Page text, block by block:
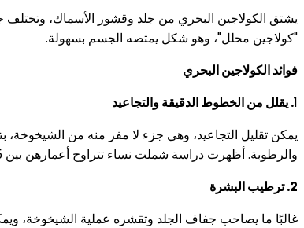
"كولاجين محلل"، وهو شكل يمتصه الجسم بسهولة.
فوائد الكولاجين البحري
1. يقلل من الخطوط الدقيقة والتجاعيد
يمكن تقليل التجاعيد، وهي جزء لا مفر منه من الشيخوخة،
والرطوبة. أظهرت دراسة شملت نساء تتراوح أعمارهن بين 35 و55 عامًا انخفاضًا كبيرًا في تجاعيد العين بعد تناول الكولاجين المحلل لمدة 8 أسابيع.
2. ترطيب البشرة
غالبًا ما يصاحب جفاف الجلد وتقشره عملية الشيخوخة،